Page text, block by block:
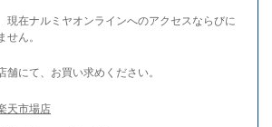
現在ナルミヤオンラインへのアクセスならびに
ん。
舗にて、お買い求めください。
天市場店